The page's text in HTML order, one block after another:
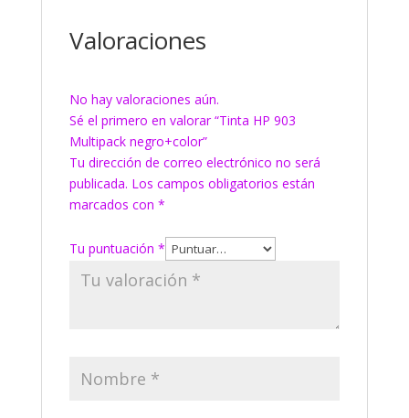
Valoraciones
No hay valoraciones aún.
Sé el primero en valorar “Tinta HP 903
Multipack negro+color”
Tu dirección de correo electrónico no será
publicada. Los campos obligatorios están
marcados con *
Tu puntuación *